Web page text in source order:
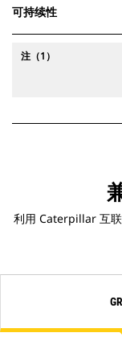
可持续性
注（1）
利用 Caterpillar 互